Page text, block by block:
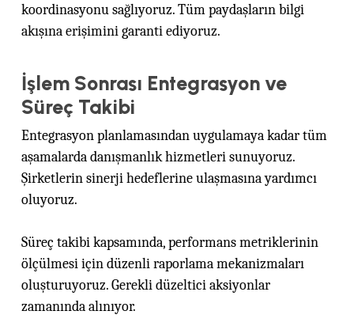
koordinasyonu sağlıyoruz. Tüm paydaşların bilgi
akışına erişimini garanti ediyoruz.
İşlem Sonrası Entegrasyon ve
Süreç Takibi
Entegrasyon planlamasından uygulamaya kadar tüm
aşamalarda danışmanlık hizmetleri sunuyoruz.
Şirketlerin sinerji hedeflerine ulaşmasına yardımcı
oluyoruz.
Süreç takibi kapsamında, performans metriklerinin
ölçülmesi için düzenli raporlama mekanizmaları
oluşturuyoruz. Gerekli düzeltici aksiyonlar
zamanında alınıyor.